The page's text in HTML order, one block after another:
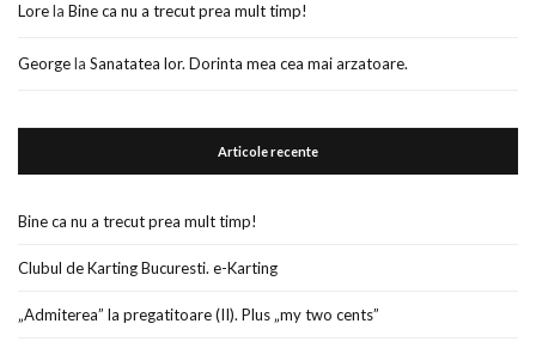
Lorela Bine ca nu a trecut prea mult timp!
Georgela Sanatatea lor. Dorinta mea cea mai arzatoare.
Articole recente
Bine ca nu a trecut prea mult timp!
Clubul de Karting Bucuresti. e-Karting
„Admiterea” la pregatitoare (II). Plus „my two cents”